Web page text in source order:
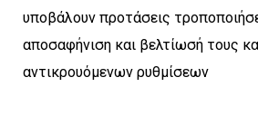
υποβάλουν προτάσεις
αποσαφήνιση και βελτίωσή τους
αντικρουόμενων ρυθμίσεων